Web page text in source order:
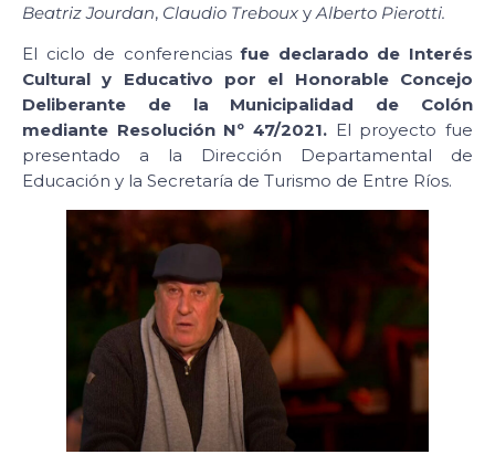
Beatriz Jourdan, Claudio Treboux y Alberto Pierotti.
El ciclo de conferenciasfue declarado de Interés
Cultural y Educativo por el Honorable Concejo
Deliberante de la Municipalidad de Colón
mediante Resolución Nº 47/2021. El proyecto fue
presentado a la Dirección Departamental de
Educación y la Secretaría de Turismo de Entre Ríos.